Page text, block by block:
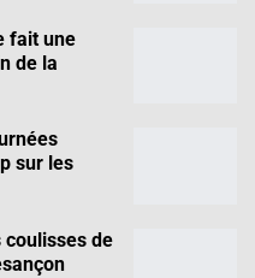
fait une
de la
sur les
de